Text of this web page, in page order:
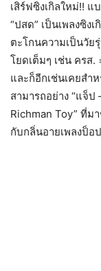
เสิร์ฟซิงเกิลใหม่!!
“ปสด” เป็นเพลงซิง
ตะโกนความเป็นวัย
โยดเต็มๆ เช่น ครส
และก็อีกเช่นเคยสำ
สามารถอย่าง “แจ็
Richman Toy” ที่ม
กับกลิ่นอายเพลงป็อ